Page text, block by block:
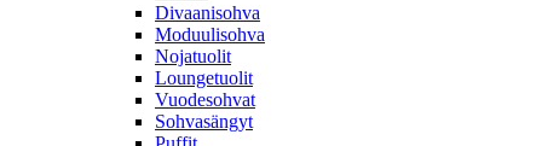
Divaanisohva
Moduulisohva
Nojatuolit
Loungetuolit
Vuodesohvat
Sohvasängyt